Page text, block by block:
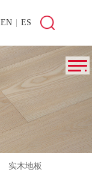
EN ES
实木地板